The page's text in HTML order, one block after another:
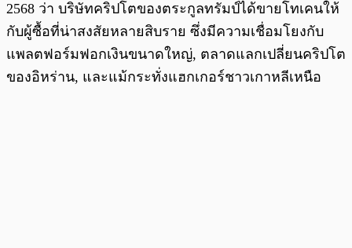
2568 ว่า บริษัทคริปโตของตระกูลทรัมป์ได้ขายโทเคนให้
กับผู้ซื้อที่น่าสงสัยหลายสิบราย ซึ่งมีความเชื่อมโยงกับ
แพลตฟอร์มฟอกเงินขนาดใหญ่, ตลาดแลกเปลี่ยนคริปโต
ของอิหร่าน, และแม้กระทั่งแฮกเกอร์ชาวเกาหลีเหนือ